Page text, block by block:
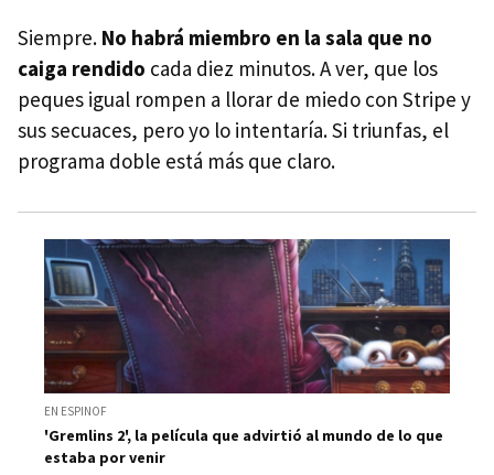
Siempre. No habrá miembro en la sala que no
caiga rendido cada diez minutos. A ver, que los
peques igual rompen a llorar de miedo con Stripe y
sus secuaces, pero yo lo intentaría. Si triunfas, el
programa doble está más que claro.
EN ESPINOF
'Gremlins 2', la película que advirtió al mundo de lo que
estaba por venir